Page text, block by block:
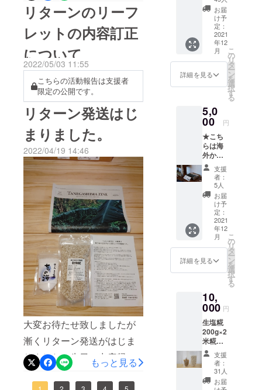
して麹菌の伝来も種子島か
らなのでは？」などという
気持ちもしてきます。黒潮
の流れによってパンや鉄砲
も日本に最初に上陸したの
は種子島でした。そんなこ
とを思いながら種麹を醸し
ています。種子島関塩屋枝
条架流下式塩田たねの島糀
店天然麹菌天然麹菌種麹販
売生塩糀乾燥米糀
¥500までの数量限定、予約
販売のみとさせて頂きま
す。SY1は麹菌の中でも原
種に近いもので、酵素の力
は一般の麹菌の2~3倍。（旨
味や甘味を引き出す力が2~3
倍ということです。）麹菌
は酵素の力が強いと褐変反
応も強くなるという性質が
ある為、この麹菌から作っ
た甘酒や塩糀は白くならず
に茶色い色が出やすくなり
ます。茶色い甘酒や塩糀が
出来てもこれが「たねの島
糀店」の天然麴菌の特徴な
のでご安心ください。味噌
や醤油、塩糀などにすると
旨味や甘味が引き立ちま
す。甘酒は甘味が強く蜂蜜
のような濃厚な仕上がりに
なります。SY4は褐変反応
が弱く造り酒屋さんが好む
ような白く仕上がりクリア
な味です。甘酒やどぶろく
に納品して参りました。皆
さんのお陰で「たねの島糀
店」開業致しました。本当
にありがとうございまし
た。これからもよろしくお
願いいたします。生塩糀
200g¥600乾燥米糀
200g¥400
リターンのリーフ
レットの内容訂正
について
2022/05/03 11:55
こちらの活動報告は支援者
限定の公開です。
リターン発送はじ
まりました。
2022/04/19 14:46
大変お待たせ致しましたが
漸くリターン発送がはじま
りました。先日、出産帰省
していた娘と孫達もお陰様
もっと見る
TANEG
ASIMA
ZINE
※TANE
GASHI
ZINE（
タネガ
シマジ
ン） 種
身の大
学生が
制作し
た「種
子島の
暮らし
を考え
るロー
カルメ
ディ
ア」 ※
麹を作
るお米
は種子
島産無
農薬米
又は減
す。 生
塩糀の
発送は
酵素活
性を残
してい
るため
冷凍又
は冷蔵
で致し
お届
け予
定：
2021
年12
月
詳細を見る
こ
の
リ
タ
ー
ン
を
選
択
す
る
5,0
00 円
★こち
らは海
外から
の支援
者さま
限定の
リター
ンとな
りま
す。 お
礼の手
&TANE
GASIM
AZINE
TANEG
A
ZINE（
タネガ
シマジ
ン） 種
子島出
身の大
学生が
制作し
た「種
支援
者：
5人
お届
け予
定：
2021
年12
月
詳細を見る
こ
の
リ
タ
ー
ン
を
選
択
す
る
10,
000 円
生塩糀
200g×2
米糀
200g×1
TANEG
ASIMA
ZINE
※TANE
支援
者：
31人
お届